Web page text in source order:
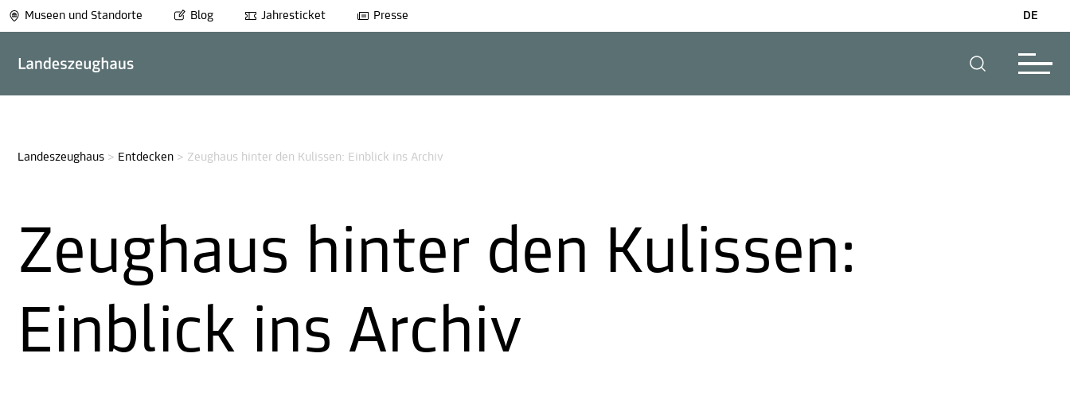
Museen und Standorte Blog Jahresticket Presse DE
Landeszeughaus > Entdecken > Zeughaus hinter den Kulissen: Einblick ins Archiv
Zeughaus hinter den Kulissen:
Einblick ins Archiv